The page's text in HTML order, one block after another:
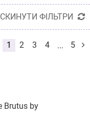
СКИНУТИ ФІЛЬТРИ
1 2 3 4 ... 5